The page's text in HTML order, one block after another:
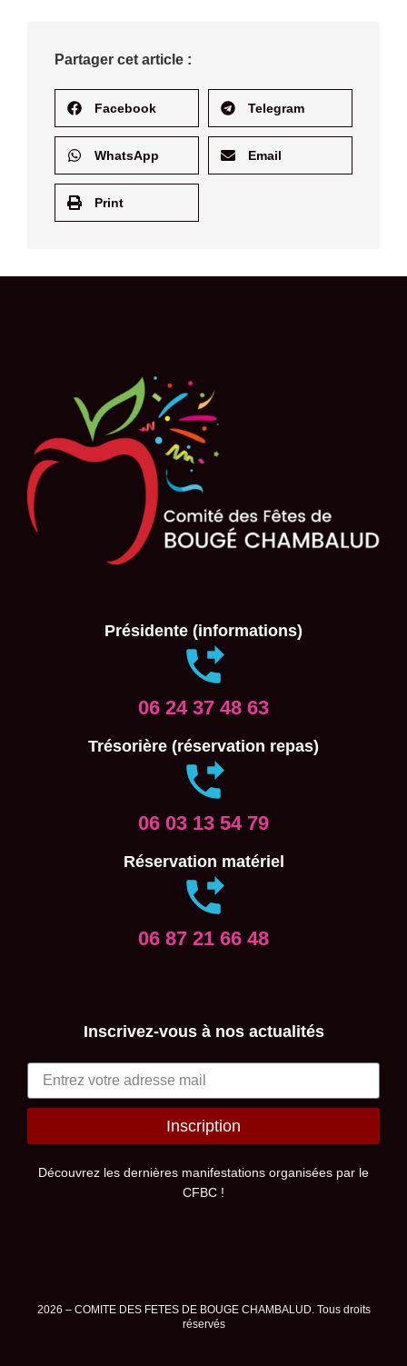
Partager cet article :
Facebook Telegram
WhatsApp Email
Print
Présidente (informations)
06 24 37 48 63
Trésorière (réservation repas)
06 03 13 54 79
Réservation matériel
06 87 21 66 48
Inscrivez-vous à nos actualités
Inscription
Découvrez les dernières manifestations organisées par le
CFBC !
2026 – COMITE DES FETES DE BOUGE CHAMBALUD. Tous droits
réservés